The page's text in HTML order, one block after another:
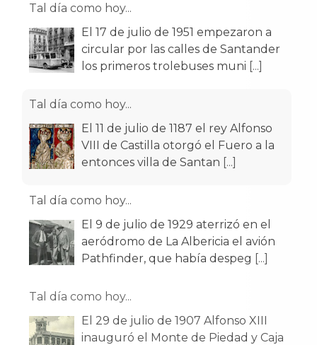
Tal día como hoy...
El 17 de julio de 1951 empezaron a
circular por las calles de Santander
los primeros trolebuses muni [...]
Tal día como hoy...
El 11 de julio de 1187 el rey Alfonso
VIII de Castilla otorgó el Fuero a la
entonces villa de Santan [...]
Tal día como hoy...
El 9 de julio de 1929 aterrizó en el
aeródromo de La Albericia el avión
Pathfinder, que había despeg [...]
Tal día como hoy...
El 29 de julio de 1907 Alfonso XIII
inauguró el Monte de Piedad y Caja